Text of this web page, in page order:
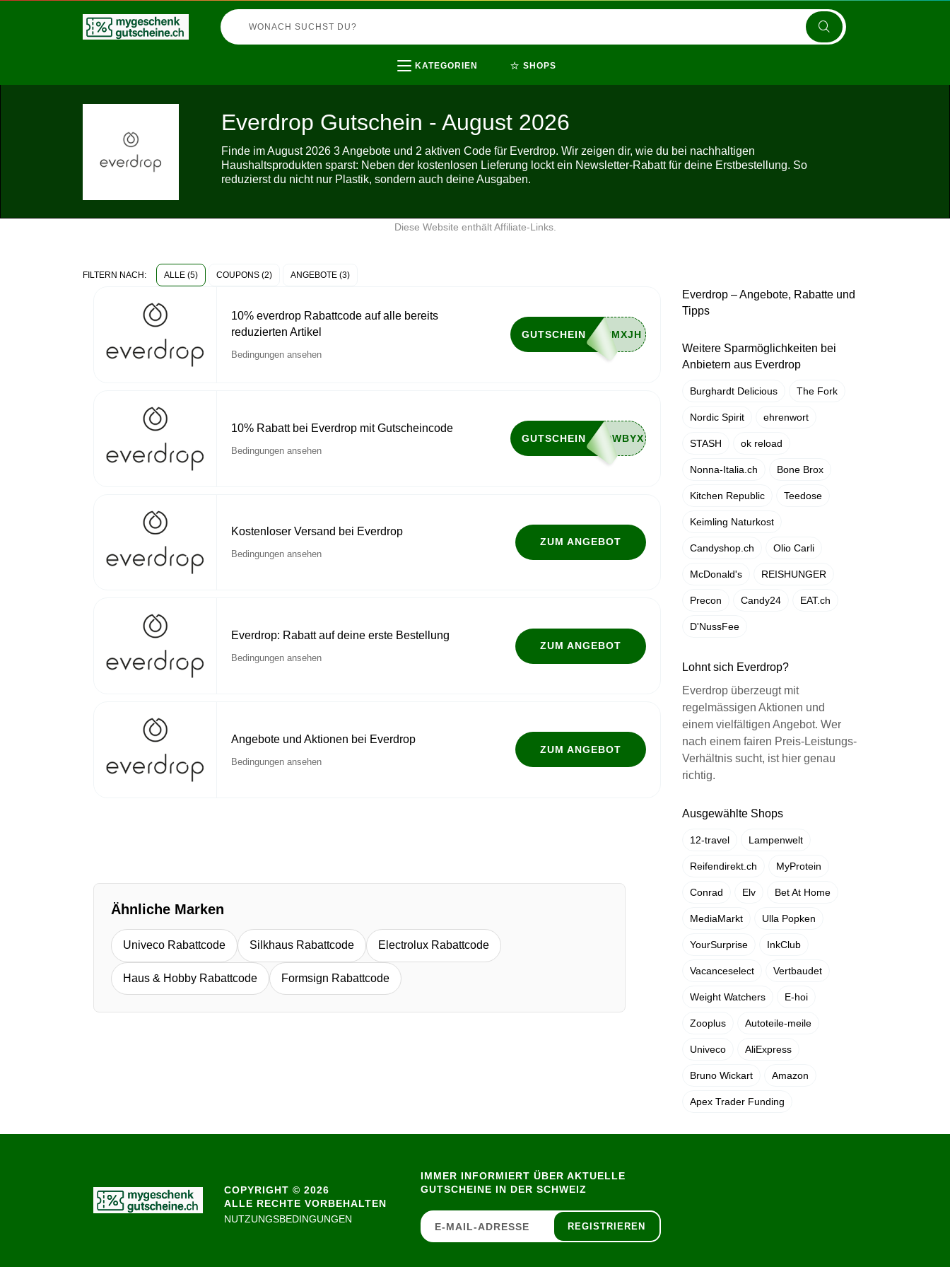
KATEGORIEN ⭐ SHOPS
Everdrop Gutschein - August 2026
Finde im August 2026 3 Angebote und 2 aktiven Code für Everdrop. Wir zeigen dir, wie du bei nachhaltigen
Haushaltsprodukten sparst: Neben der kostenlosen Lieferung lockt ein Newsletter-Rabatt für deine Erstbestellung. So
reduzierst du nicht nur Plastik, sondern auch deine Ausgaben.
Diese Website enthält Affiliate-Links.
FILTERN NACH: ALLE (5) COUPONS (2) ANGEBOTE (3)
10% everdrop Rabattcode auf alle bereits
reduzierten Artikel
Bedingungen ansehen
GUTSCHEIN
10% Rabatt bei Everdrop mit Gutscheincode
Bedingungen ansehen
GUTSCHEIN
Kostenloser Versand bei Everdrop
Bedingungen ansehen
ZUM ANGEBOT
Everdrop: Rabatt auf deine erste Bestellung
Bedingungen ansehen
ZUM ANGEBOT
Angebote und Aktionen bei Everdrop
Bedingungen ansehen
ZUM ANGEBOT
Ähnliche Marken
Univeco Rabattcode Silkhaus Rabattcode Electrolux Rabattcode
Haus & Hobby Rabattcode Formsign Rabattcode
Everdrop – Angebote, Rabatte und
Tipps
Weitere Sparmöglichkeiten bei
Anbietern aus Everdrop
Burghardt Delicious The Fork
Nordic Spirit ehrenwort
STASH ok reload
Nonna-Italia.ch Bone Brox
Kitchen Republic Teedose
Keimling Naturkost
Candyshop.ch Olio Carli
McDonald's REISHUNGER
Precon Candy24 EAT.ch
D'NussFee
Lohnt sich Everdrop?
Everdrop überzeugt mit
regelmässigen Aktionen und
einem vielfältigen Angebot. Wer
nach einem fairen Preis-Leistungs-
Verhältnis sucht, ist hier genau
richtig.
Ausgewählte Shops
12-travel Lampenwelt
Reifendirekt.ch MyProtein
Conrad Elv Bet At Home
MediaMarkt Ulla Popken
YourSurprise InkClub
Vacanceselect Vertbaudet
Weight Watchers E-hoi
Zooplus Autoteile-meile
Univeco AliExpress
Bruno Wickart Amazon
Apex Trader Funding
COPYRIGHT © 2026
ALLE RECHTE VORBEHALTEN
NUTZUNGSBEDINGUNGEN
IMMER INFORMIERT ÜBER AKTUELLE
GUTSCHEINE IN DER SCHWEIZ
REGISTRIEREN